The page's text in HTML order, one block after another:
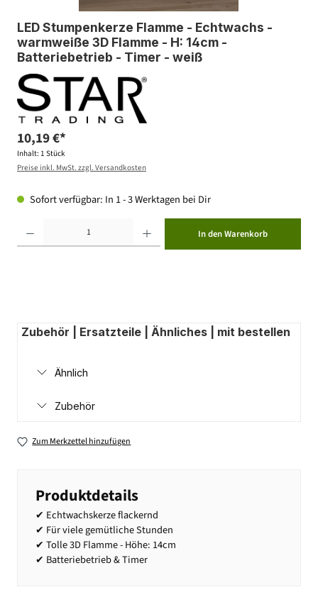
LED Stumpenkerze Flamme - Echtwachs -
warmweiße 3D Flamme - H: 14cm -
Batteriebetrieb - Timer - weiß
10,19 €*
Inhalt: 1 Stück
Preise inkl. MwSt. zzgl. Versandkosten
Sofort verfügbar: In 1 - 3 Werktagen bei Dir
In den Warenkorb
Zubehör | Ersatzteile | Ähnliches | mit bestellen
Ähnlich
Zubehör
Zum Merkzettel hinzufügen
Produktdetails
✔ Echtwachskerze flackernd
✔ Für viele gemütliche Stunden
✔ Tolle 3D Flamme - Höhe: 14cm
✔ Batteriebetrieb & Timer